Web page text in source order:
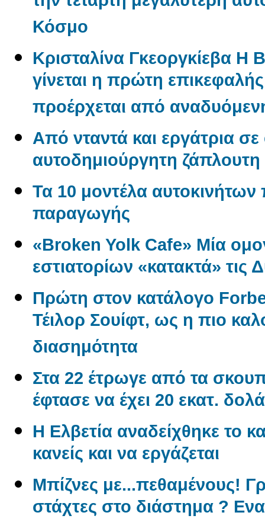
Κόσμο
Κρισταλίνα Γκεοργκίεβα Η
γίνεται η πρώτη
προέρχεται από
Από νταντά και εργάτρια
αυτοδημιούργητη ζάπλουτη
Τα 10 μοντέλα
παραγωγής
«Broken Yolk Cafe» Μία
εστιατορίων «κατακτά» τις
Πρώτη στον κατάλογο
Τέιλορ Σουίφτ, ως η πιο
διασημότητα
Στα 22 έτρωγε από τα
έφτασε να έχει 20 εκατ.
Η Ελβετία αναδείχθηκε το
κανείς και να εργάζεται
Μπίζνες με...πεθαμένους!
στάχτες στο διάστημα ?